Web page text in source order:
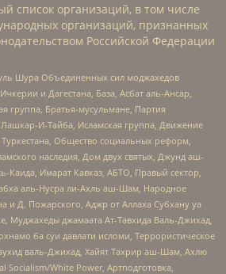
список организаций, в том числе
организаций, признанных
Российской Федерации
Шура Объединенных сил моджахедов
и Дагестана, База, Асбат аль-Ансар,
группа, Братья-мусульмане, Партия
И-Тайба, Исламская группа, Движение
Общество социальных реформ,
наследия, Дом двух святых, Джунд аш-
Каида, Имарат Кавказ, АБТО, Правый сектор,
аль-Нусра ли-Ахль аш-Шам, Народное
Д. Пожарского, Аджр от Аллаха Субхану уа
Муджахеды джамаата Ат-Тавхида Валь-Джихад,
ба суи давлати исломи, Террористическое
валь-Джихад, Хайят Тахрир аш-Шам, Ахлю
White Power, Артподготовка,